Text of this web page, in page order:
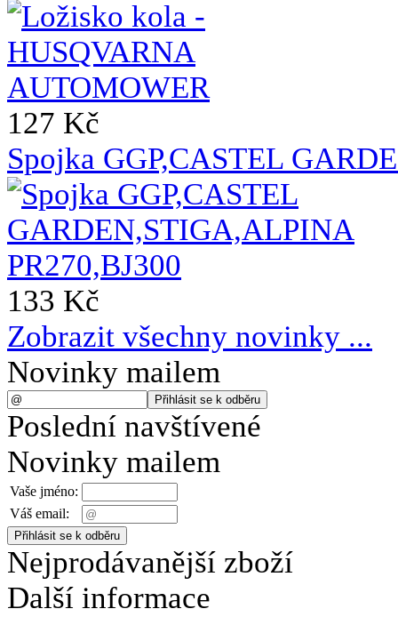
127 Kč
Spojka GGP,CASTEL
133 Kč
Zobrazit všechny novinky ...
Novinky mailem
Poslední navštívené
Novinky mailem
Vaše jméno:
Váš email:
Nejprodávanější zboží
Další informace